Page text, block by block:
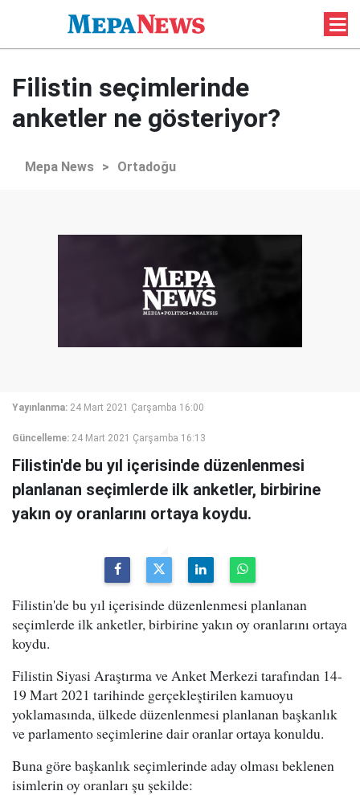
Filistin seçimlerinde
anketler ne gösteriyor?
Mepa News > Ortadoğu
Yayınlanma: 24 Mart 2021 Çarşamba 16:00
Güncelleme: 24 Mart 2021 Çarşamba 16:13
Filistin'de bu yıl içerisinde düzenlenmesi
planlanan seçimlerde ilk anketler, birbirine
yakın oy oranlarını ortaya koydu.
Filistin'de bu yıl içerisinde düzenlenmesi planlanan
seçimlerde ilk anketler, birbirine yakın oy oranlarını ortaya
koydu.
Filistin Siyasi Araştırma ve Anket Merkezi tarafından 14-
19 Mart 2021 tarihinde gerçekleştirilen kamuoyu
yoklamasında, ülkede düzenlenmesi planlanan başkanlık
ve parlamento seçimlerine dair oranlar ortaya konuldu.
Buna göre başkanlık seçimlerinde aday olması beklenen
isimlerin oy oranları şu şekilde: